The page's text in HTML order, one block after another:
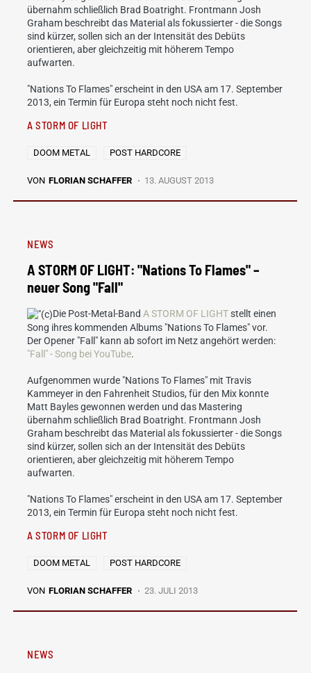
übernahm schließlich Brad Boatright. Frontmann Josh
Graham beschreibt das Material als fokussierter - die Songs
sind kürzer, sollen sich an der Intensität des Debüts
orientieren, aber gleichzeitig mit höherem Tempo
aufwarten.
"Nations To Flames" erscheint in den USA am 17. September
2013, ein Termin für Europa steht noch nicht fest.
A STORM OF LIGHT
DOOM METAL POST HARDCORE
VON FLORIAN SCHAFFER 13. AUGUST 2013
NEWS
A STORM OF LIGHT: "Nations To Flames" –
neuer Song "Fall"
Die Post-Metal-Band A STORM OF LIGHTstellt einen
Song ihres kommenden Albums "Nations To Flames" vor.
Der Opener "Fall" kann ab sofort im Netz angehört werden:
"Fall" - Song bei YouTube.
Aufgenommen wurde "Nations To Flames" mit Travis
Kammeyer in den Fahrenheit Studios, für den Mix konnte
Matt Bayles gewonnen werden und das Mastering
übernahm schließlich Brad Boatright. Frontmann Josh
Graham beschreibt das Material als fokussierter - die Songs
sind kürzer, sollen sich an der Intensität des Debüts
orientieren, aber gleichzeitig mit höherem Tempo
aufwarten.
"Nations To Flames" erscheint in den USA am 17. September
2013, ein Termin für Europa steht noch nicht fest.
A STORM OF LIGHT
DOOM METAL POST HARDCORE
VON FLORIAN SCHAFFER 23. JULI 2013
NEWS